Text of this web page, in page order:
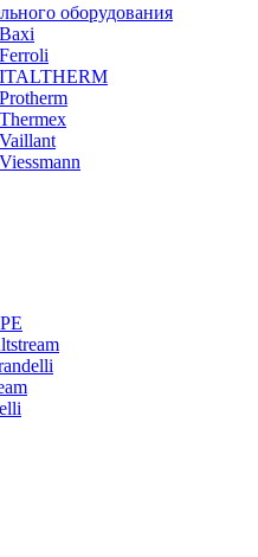
оборудования
ITALTHERM